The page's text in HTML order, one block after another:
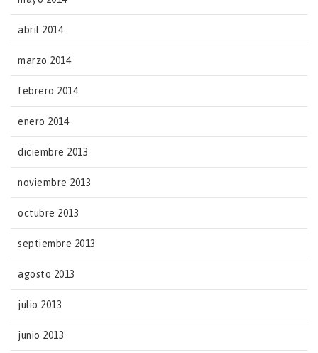
abril 2014
marzo 2014
febrero 2014
enero 2014
diciembre 2013
noviembre 2013
octubre 2013
septiembre 2013
agosto 2013
julio 2013
junio 2013